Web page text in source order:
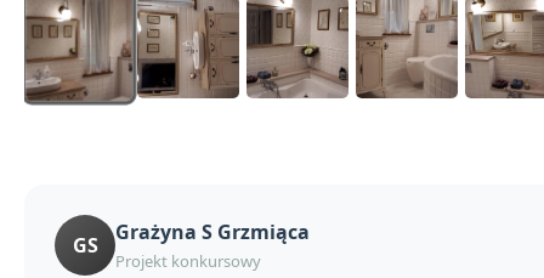
GS Grażyna S Grzmiąca
Projekt konkursowy